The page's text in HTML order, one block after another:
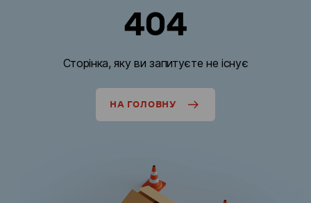
404
Сторінка, яку ви запитуєте не існує
НА ГОЛОВНУ